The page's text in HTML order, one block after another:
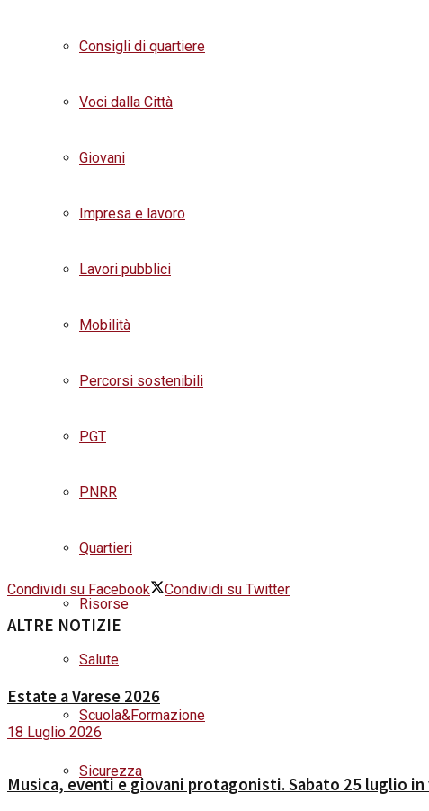
Consigli di quartiere
Voci dalla Città
Giovani
Impresa e lavoro
Lavori pubblici
Mobilità
Percorsi sostenibili
PGT
PNRR
Quartieri
Risorse
Salute
Scuola&Formazione
Sicurezza
Condividi su Facebook Condividi su Twitter
ALTRE NOTIZIE
Estate a Varese 2026
18 Luglio 2026
Musica, eventi e giovani protagonisti. Sabato 25 luglio